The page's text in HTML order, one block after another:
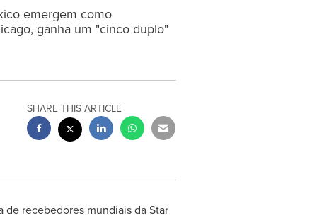
emergem como
ganha um "cinco duplo"
SHARE THIS ARTICLE
de recebedores mundiais da Star